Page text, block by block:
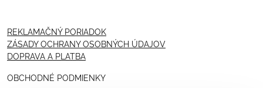
REKLAMAČNÝ PORIADOK
ZÁSADY OCHRANY OSOBNÝCH ÚDAJOV
DOPRAVA A PLATBA
OBCHODNÉ PODMIENKY